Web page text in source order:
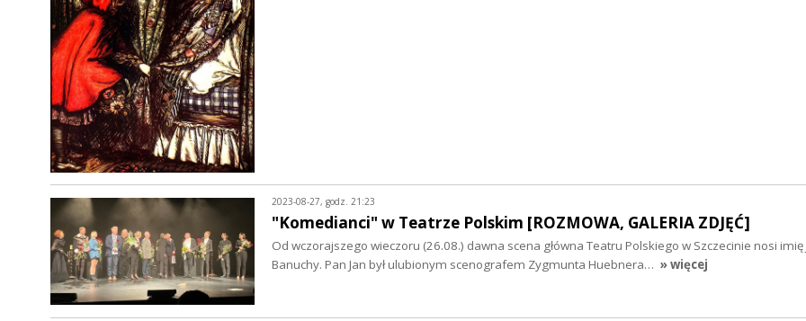
2023-08-27, godz. 21:23
"Komedianci" w Teatrze Polskim [ROZMOWA, GALERIA ZDJĘĆ]
Od wczorajszego wieczoru (26.08.) dawna scena główna Teatru Polskiego w Szczecinie nosi imię
Banuchy. Pan Jan był ulubionym scenografem Zygmunta Huebnera… » więcej